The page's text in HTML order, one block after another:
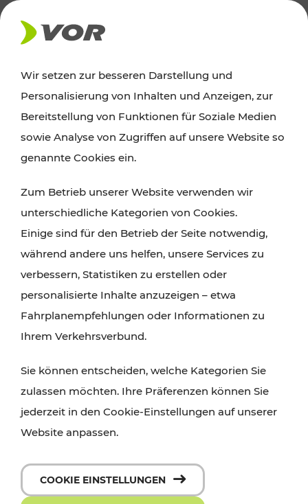
AKTUELLES
News
Alle wichtigen Meldungen zu Fahrplanänderungen,
finden Sie hier im Überblick.
Wir setzen zur besseren Darstellung und
Personalisierung von Inhalten und Anzeigen, zur
Bereitstellung von Funktionen für Soziale Medien
sowie Analyse von Zugriffen auf unsere Website so
genannte Cookies ein.
Zum Betrieb unserer Website verwenden wir
unterschiedliche Kategorien von Cookies.
Einige sind für den Betrieb der Seite notwendig,
während andere uns helfen, unsere Services zu
verbessern, Statistiken zu erstellen oder
personalisierte Inhalte anzuzeigen – etwa
Fahrplanempfehlungen oder Informationen zu
Ihrem Verkehrsverbund.
Sie können entscheiden, welche Kategorien Sie
zulassen möchten. Ihre Präferenzen können Sie
jederzeit in den Cookie-Einstellungen auf unserer
Website anpassen.
COOKIE EINSTELLUNGEN